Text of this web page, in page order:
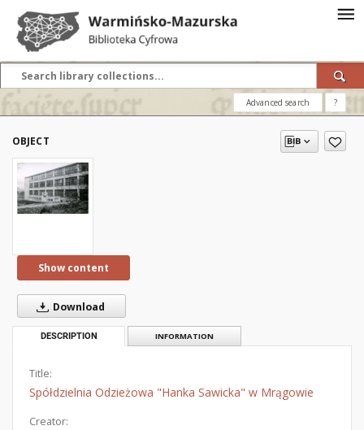
Advanced search ?
OBJECT
Show content
Download
DESCRIPTION INFORMATION
Title:
Spółdzielnia Odzieżowa "Hanka Sawicka" w Mrągowie
Creator: